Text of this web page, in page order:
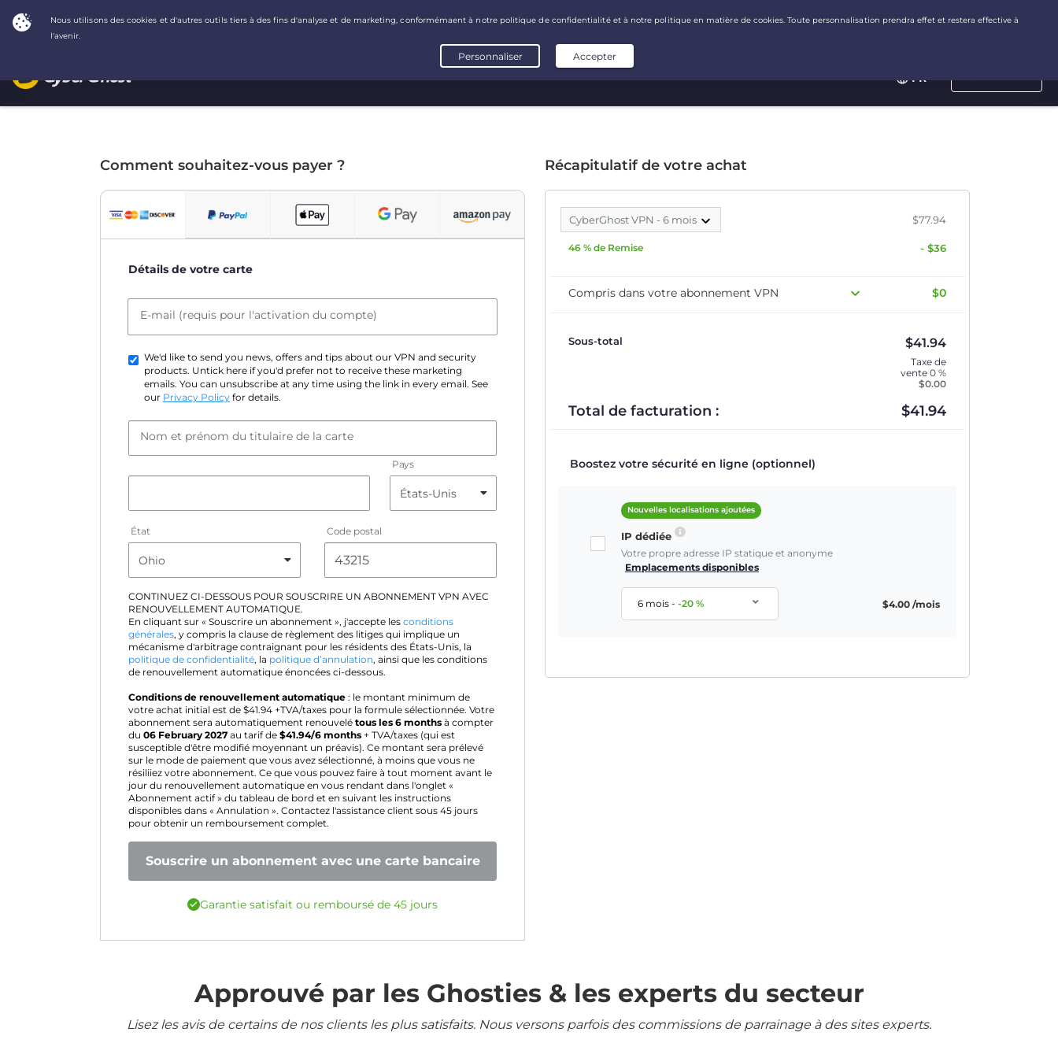
FR
Comment souhaitez-vous payer ?
Détails de votre carte
E-mail (requis pour l'activation du compte)
We'd like to send you news, offers and tips about our VPN and security
products. Untick here if you'd prefer not to receive these marketing
emails. You can unsubscribe at any time using the link in every email. See
our Privacy Policy for details.
Nom et prénom du titulaire de la carte
Pays
État Code postal
CONTINUEZ CI-DESSOUS POUR SOUSCRIRE UN ABONNEMENT VPN AVEC
RENOUVELLEMENT AUTOMATIQUE.
En cliquant sur « Souscrire un abonnement », j'accepte les conditions
générales, y compris la clause de règlement des litiges qui implique un
mécanisme d'arbitrage contraignant pour les résidents des États-Unis, la
politique de confidentialité, la politique d’annulation, ainsi que les conditions
de renouvellement automatique énoncées ci-dessous.
Conditions de renouvellement automatique : le montant minimum de
votre achat initial est de $41.94 +TVA/taxes pour la formule sélectionnée. Votre
abonnement sera automatiquement renouvelé tous les 6 months à compter
du 06 February 2027 au tarif de $41.94/6 months + TVA/taxes (qui est
susceptible d'être modifié moyennant un préavis). Ce montant sera prélevé
sur le mode de paiement que vous avez sélectionné, à moins que vous ne
résiliiez votre abonnement. Ce que vous pouvez faire à tout moment avant le
jour du renouvellement automatique en vous rendant dans l'onglet «
Abonnement actif » du tableau de bord et en suivant les instructions
disponibles dans « Annulation ». Contactez l'assistance client sous 45 jours
pour obtenir un remboursement complet.
Souscrire un abonnement avec une carte bancaire
Garantie satisfait ou remboursé de 45 jours
Récapitulatif de votre achat
CyberGhost VPN - 6 mois $77.94
46 % de Remise - $36
Compris dans votre abonnement VPN $0
Sous-total $41.94
Taxe de
vente 0 %
$0.00
Total de facturation : $41.94
Boostez votre sécurité en ligne (optionnel)
Nouvelles localisations ajoutées
IP dédiée
Votre propre adresse IP statique et anonyme
Emplacements disponibles
6 mois--20 % $4.00 /mois
Approuvé par les Ghosties & les experts du secteur
Lisez les avis de certains de nos clients les plus satisfaits. Nous versons parfois des commissions de parrainage à des sites experts.